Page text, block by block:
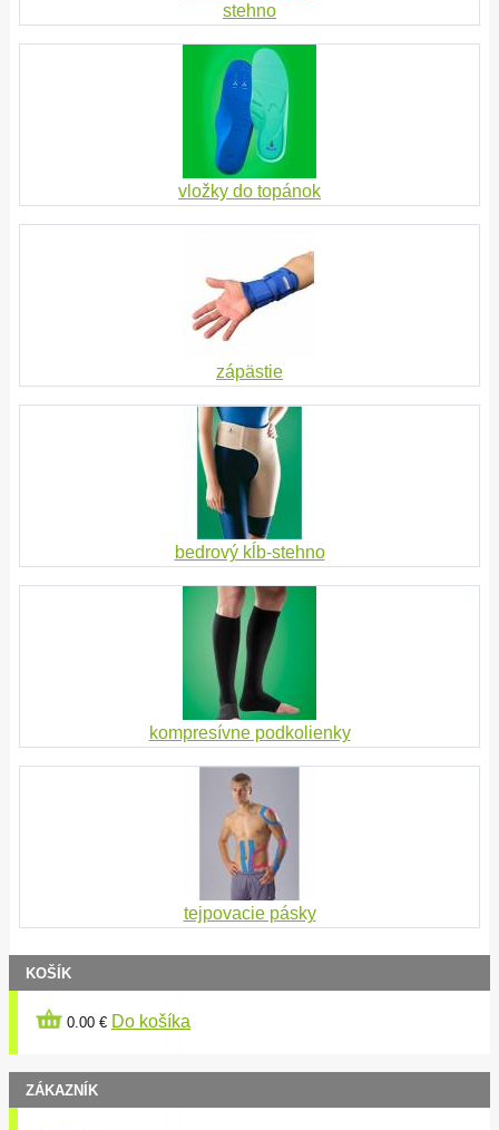
stehno
vložky do topánok
zápästie
bedrový kĺb-stehno
kompresívne podkolienky
tejpovacie pásky
KOŠÍK
0.00 € Do košíka
ZÁKAZNÍK